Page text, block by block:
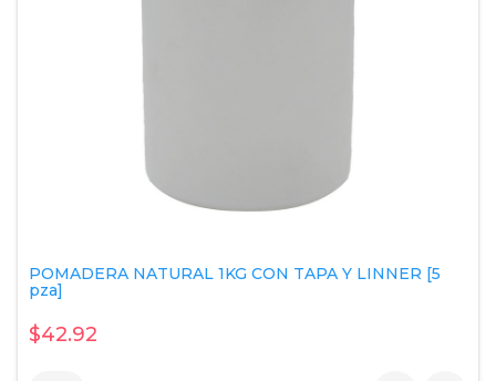
POMADERA NATURAL 1KG CON TAPA Y LINNER [5
pza]
$42.92